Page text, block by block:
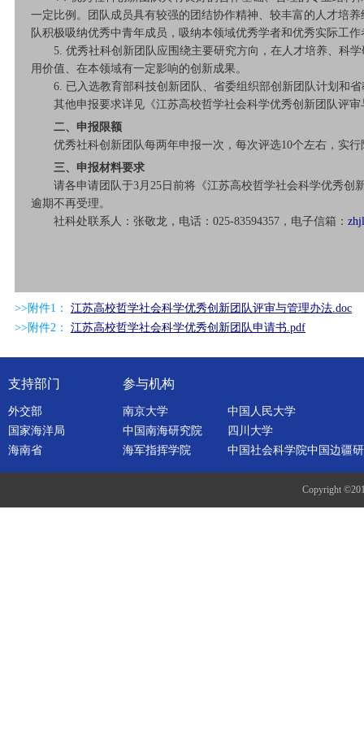
一定比例。团队成员具有较强的团结协作精神、较丰富的人才培
队积极吸纳优秀中青年成员，吸纳本领域优秀学者和优秀实际工
5. 优秀社科创新团队应围绕主要研究方向，在人才培养、科学
用价值、在本领域有一定影响的创新成果。
6. 已入选教育部科技创新团队、省委组织部创新团队计划和省
其他申报要求详见《江苏高校哲学社会科学优秀创新团队评审
二、申报限额
优秀社科创新团队每两年申报一次，每次评选10个左右，实行
三、申报材料要求
请各申请团队于3月25日前将《江苏高校哲学社会科学优秀创
逾期不再受理。
社科处联系人：张敬龙，电话：025-83594357，电子信箱：
>>附件1： 江苏高校哲学社会科学优秀创新团队评审与管理办法.doc
>>附件2： 江苏高校哲学社会科学优秀创新团队申请书.pdf
支持部门
外交部
国家海洋局
海南省
参与机构
南京大学
中国人民大学
中国南海研究院
四川大学
海军指挥学院
中国社会科学院中国边疆
Copyright